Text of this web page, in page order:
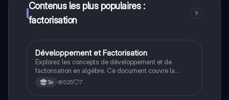
Contenus les plus populaires :
factorisation
9
Maths
Développement et Factorisation
Explorez les concepts de développement et de
factorisation en algèbre. Ce document couvre la
double distributivité, l'expansion d'expressions et des
exemples pratiques pour maîtriser ces techniques
3e 525 7